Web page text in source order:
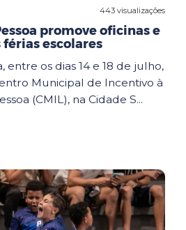
443 visualizações
promove oficinas e
escolares
entre os dias 14 e 18 de julho,
Municipal de Incentivo à
(CMIL), na Cidade S...